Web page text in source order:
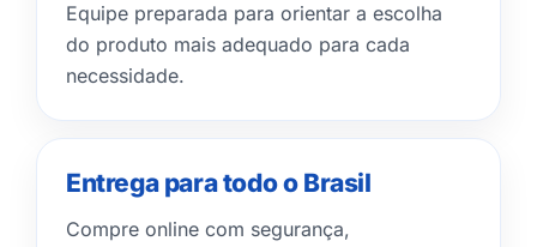
Equipe preparada para orientar a escolha
do produto mais adequado para cada
necessidade.
Entrega para todo o Brasil
Compre online com segurança,